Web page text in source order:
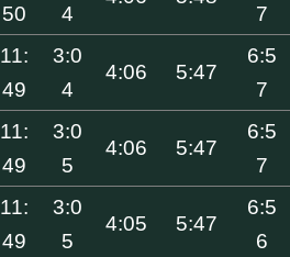
50
4
7
11:
49
3:0
4
4:06 5:47
6:5
7
11:
49
3:0
5
4:06 5:47
6:5
7
11:
49
3:0
5
4:05 5:47
6:5
6